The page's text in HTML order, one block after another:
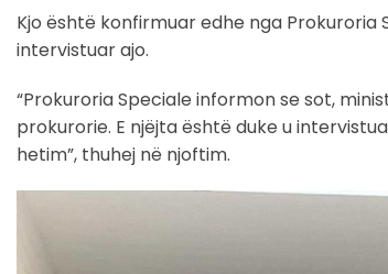
Kjo është konfirmuar edhe nga
intervistuar ajo.
“Prokuroria Speciale informon se sot,
prokurorie. E njëjta është duke u
hetim”, thuhej në njoftim.